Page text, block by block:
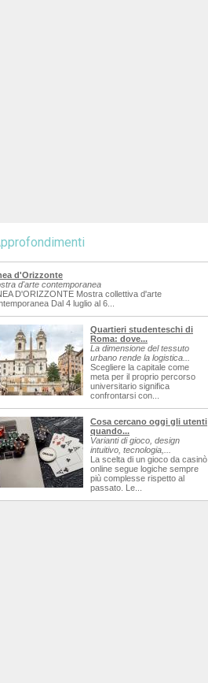
d'Orizzonte
d'arte contemporanea
D'ORIZZONTE Mostra collettiva d'arte
Dal 4 luglio al 6...
Quartieri studenteschi di
Roma: dove...
La dimensione del tessuto
urbano rende la logistica...
Scegliere la capitale come
meta per il proprio percorso
universitario significa
confrontarsi con...
Cosa cercano oggi gli utenti
quando...
Varianti di gioco, design
intuitivo, tecnologia,...
La scelta di un gioco da casinò
online segue logiche sempre
più complesse rispetto al
passato. Le...